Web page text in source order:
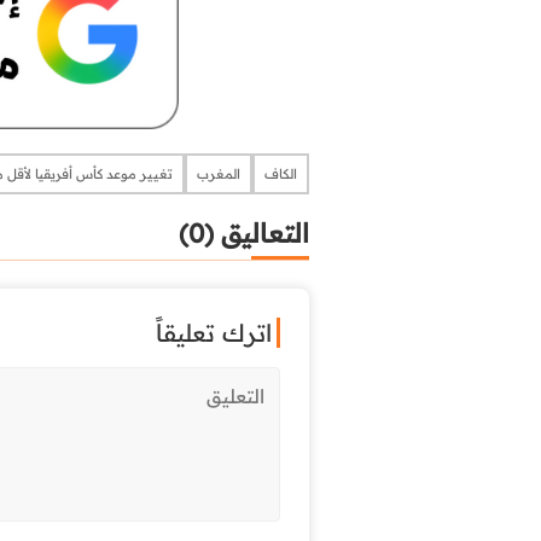
الكاف المغرب تغيير موعد كأس أفريقيا لأقل من
التعاليق (0)
اترك تعليقاً